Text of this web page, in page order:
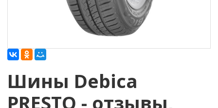
Шины Debica
PRESTO - отзывы,